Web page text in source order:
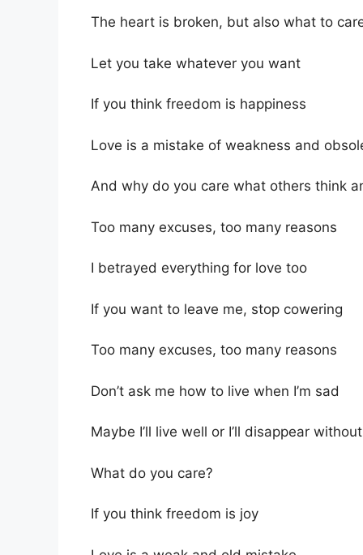
The heart is broken, but also what to
Let you take whatever you want
If you think freedom is happiness
Love is a mistake of weakness and
And why do you care what others think
Too many excuses, too many reasons
I betrayed everything for love too
If you want to leave me, stop cowering
Too many excuses, too many reasons
Don’t ask me how to live when I’m sad
Maybe I’ll live well or I’ll disappear
What do you care?
If you think freedom is joy